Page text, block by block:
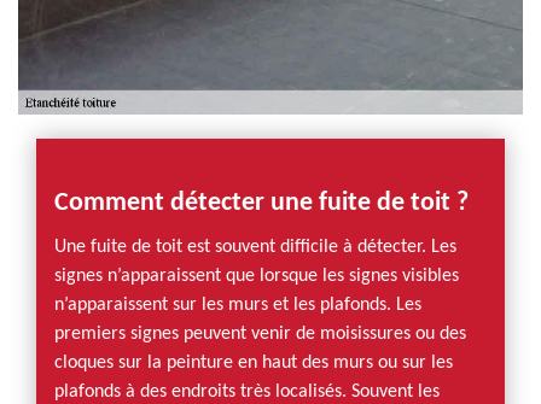
Comment détecter une fuite de toit ?
Une fuite de toit est souvent difficile à détecter. Les
signes n’apparaissent que lorsque les signes visibles
n’apparaissent sur les murs et les plafonds. Les
premiers signes peuvent venir de moisissures ou des
cloques sur la peinture en haut des murs ou sur les
plafonds à des endroits très localisés. Souvent les